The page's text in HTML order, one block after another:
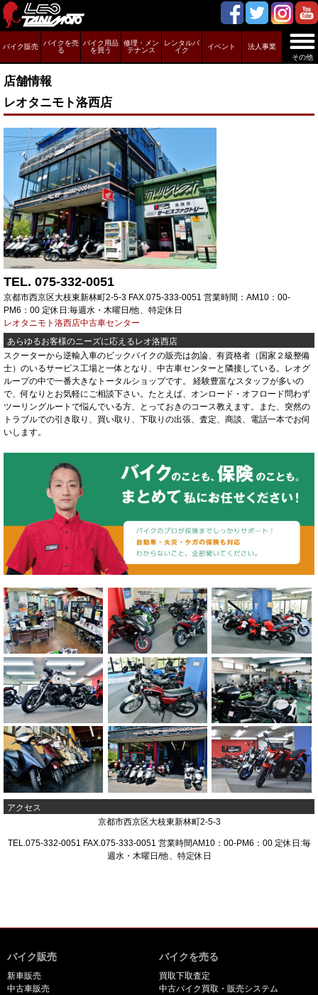
その他
バイク販売
バイクを売
る
バイク用品
を買う
修理・メン
テナンス
レンタルバ
イク
イベント 法人事業
店舗情報
レオタニモト洛西店
TEL. 075-332-0051
京都市西京区大枝東新林町2-5-3 FAX.075-333-0051 営業時間：AM10：00-
PM6：00 定休日:毎週水・木曜日/他、特定休日
レオタニモト洛西店中古車センター
あらゆるお客様のニーズに応えるレオ洛西店
スクーターから逆輸入車のビックバイクの販売は勿論、有資格者（国家２級整備
士）のいるサービス工場と一体となり、中古車センターと隣接している。レオグ
ループの中で一番大きなトータルショップです。 経験豊富なスタッフが多いの
で、何なりとお気軽にご相談下さい。たとえば、オンロード・オフロード問わず
ツーリングルートで悩んでいる方、とっておきのコース教えます。また、突然の
トラブルでの引き取り、買い取り、下取りの出張、査定、商談、電話一本でお伺
いします。
アクセス
京都市西京区大枝東新林町2-5-3
TEL.075-332-0051 FAX.075-333-0051 営業時間AM10：00-PM6：00 定休日:毎
週水・木曜日/他、特定休日
バイク販売
新車販売
中古車販売
バイクを売る
買取下取査定
中古バイク買取・販売システム